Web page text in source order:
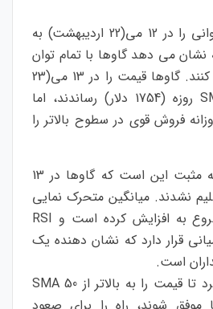
میکر(MKR) حمایت روانی را در 12 می(22 اردیبهشت) به
که نشان می دهد گاوها با تمام توان
از این سطح دفاع می کنند. گاوها قیمت را در 13 می(23
اردیبهشت) به SMA 50 روزه (1754 دلار) رساندند، اما
فروش قوی در سطوح بالاتر را
با این حال، یک نشانه مثبت این است که گاوها در 13
تسلیم نشدند. میانگین متحرک نمایی
20 روزه (1440 دلار) شروع به افزایش کرده است و RSI
قرار دارد که نشان دهنده یک
است.
گاوها تلاش خواهند کرد تا قیمت را به بالاتر از SMA 50